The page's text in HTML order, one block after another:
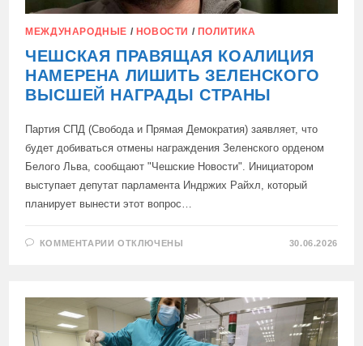
МЕЖДУНАРОДНЫЕ / НОВОСТИ / ПОЛИТИКА
ЧЕШСКАЯ ПРАВЯЩАЯ КОАЛИЦИЯ
НАМЕРЕНА ЛИШИТЬ ЗЕЛЕНСКОГО
ВЫСШЕЙ НАГРАДЫ СТРАНЫ
Партия СПД (Свобода и Прямая Демократия) заявляет, что
будет добиваться отмены награждения Зеленского орденом
Белого Льва, сообщают "Чешские Новости". Инициатором
выступает депутат парламента Индржих Райхл, который
планирует вынести этот вопрос…
КОММЕНТАРИИ К
НАМЕРЕНА
ЛИШИТЬ
ЗЕЛЕНСКОГО
ВЫСШЕЙ
НАГРАДЫ
ОТКЛЮЧЕНЫ 30.06.2026